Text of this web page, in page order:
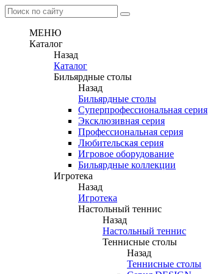
МЕНЮ
Каталог
Назад
Каталог
Бильярдные столы
Назад
Бильярдные столы
Суперпрофессиональная серия
Эксклюзивная серия
Профессиональная серия
Любительская серия
Игровое оборудование
Бильярдные коллекции
Игротека
Назад
Игротека
Настольный теннис
Назад
Настольный теннис
Теннисные столы
Назад
Теннисные столы